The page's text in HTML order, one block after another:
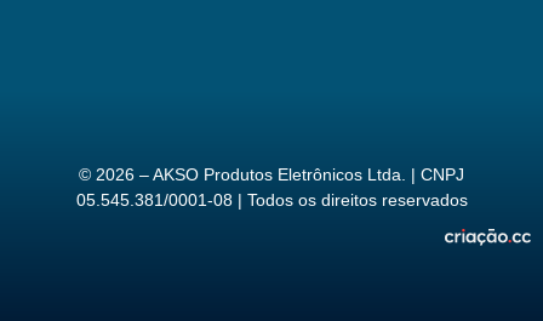
© 2026 – AKSO Produtos Eletrônicos Ltda. | CNPJ
05.545.381/0001-08 | Todos os direitos reservados